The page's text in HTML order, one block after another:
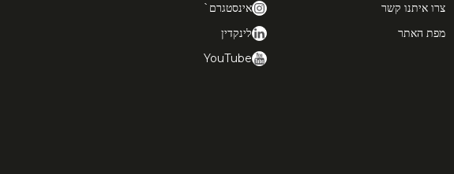
צרו איתנו קשר
מפת האתר
אינסטגרם`
לינקדין
YouTube